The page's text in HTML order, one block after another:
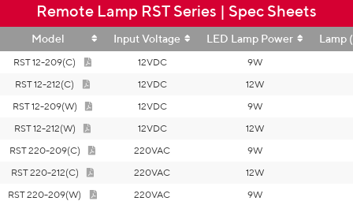
Remote Lamp RST Series | Spec Sheets
Model Input Voltage LED Lamp Power Lamp
RST 12-209(C) 12VDC 9W
RST 12-212(C)
12VDC 12W
RST 12-209(W)
12VDC 9W
RST 12-212(W)
12VDC 12W
RST 220-209(C)
220VAC 9W
RST 220-212(C)
220VAC 12W
RST 220-209(W)
220VAC 9W